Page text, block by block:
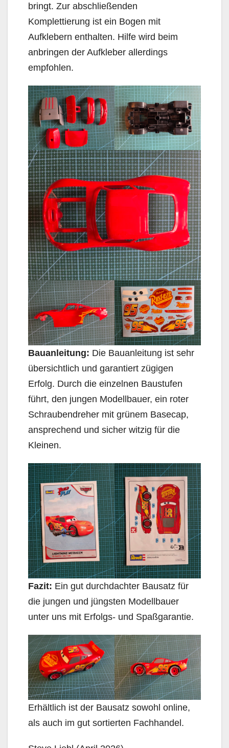
bringt. Zur abschließenden
Komplettierung ist ein Bogen mit
Aufklebern enthalten. Hilfe wird beim
anbringen der Aufkleber allerdings
empfohlen.
Bauanleitung: Die Bauanleitung ist sehr
übersichtlich und garantiert zügigen
Erfolg. Durch die einzelnen Baustufen
führt, den jungen Modellbauer, ein roter
Schraubendreher mit grünem Basecap,
ansprechend und sicher witzig für die
Kleinen.
Fazit: Ein gut durchdachter Bausatz für
die jungen und jüngsten Modellbauer
unter uns mit Erfolgs- und Spaßgarantie.
Erhältlich ist der Bausatz sowohl online,
als auch im gut sortierten Fachhandel.